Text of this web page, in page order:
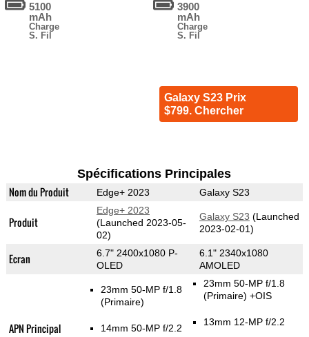
5100
mAh
Charge
S. Fil
3900
mAh
Charge
S. Fil
Galaxy S23 Prix
$799. Chercher
Spécifications Principales
Nom du Produit Edge+ 2023 Galaxy S23
Produit
Edge+ 2023
(Launched 2023-05-
02)
Galaxy S23 (Launched
2023-02-01)
Ecran
6.7" 2400x1080 P-
OLED
6.1" 2340x1080
AMOLED
APN Principal
23mm 50-MP f/1.8
(Primaire)
14mm 50-MP f/2.2
23mm 50-MP f/1.8
(Primaire) +OIS
13mm 12-MP f/2.2